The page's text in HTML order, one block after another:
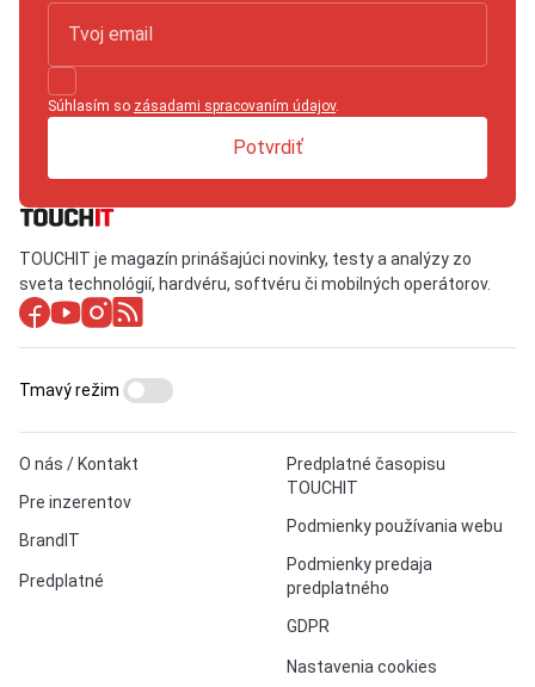
Súhlasím so zásadami spracovaním údajov.
Potvrdiť
TOUCHIT je magazín prinášajúci novinky, testy a analýzy zo
sveta technológií, hardvéru, softvéru či mobilných operátorov.
O nás / Kontakt
Pre inzerentov
BrandIT
Predplatné
Predplatné časopisu
TOUCHIT
Podmienky používania webu
Podmienky predaja
predplatného
GDPR
Nastavenia cookies
Tmavý režim